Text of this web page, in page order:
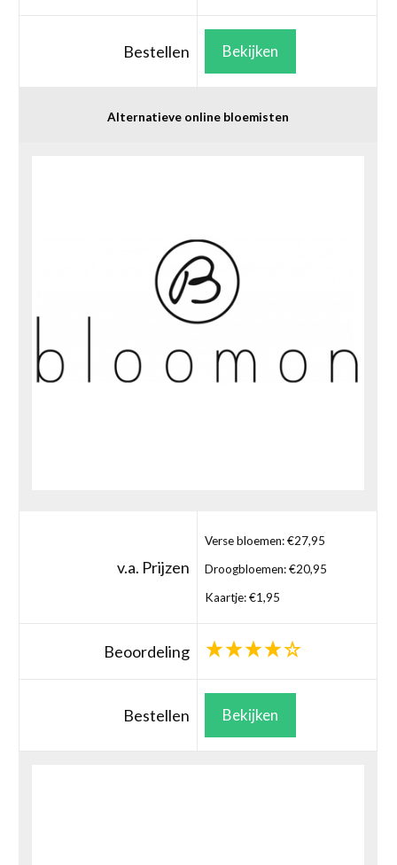
Bestellen Bekijken
Alternatieve online bloemisten
v.a. Prijzen
Verse bloemen: €27,95
Droogbloemen: €20,95
Kaartje: €1,95
Beoordeling
Bestellen Bekijken